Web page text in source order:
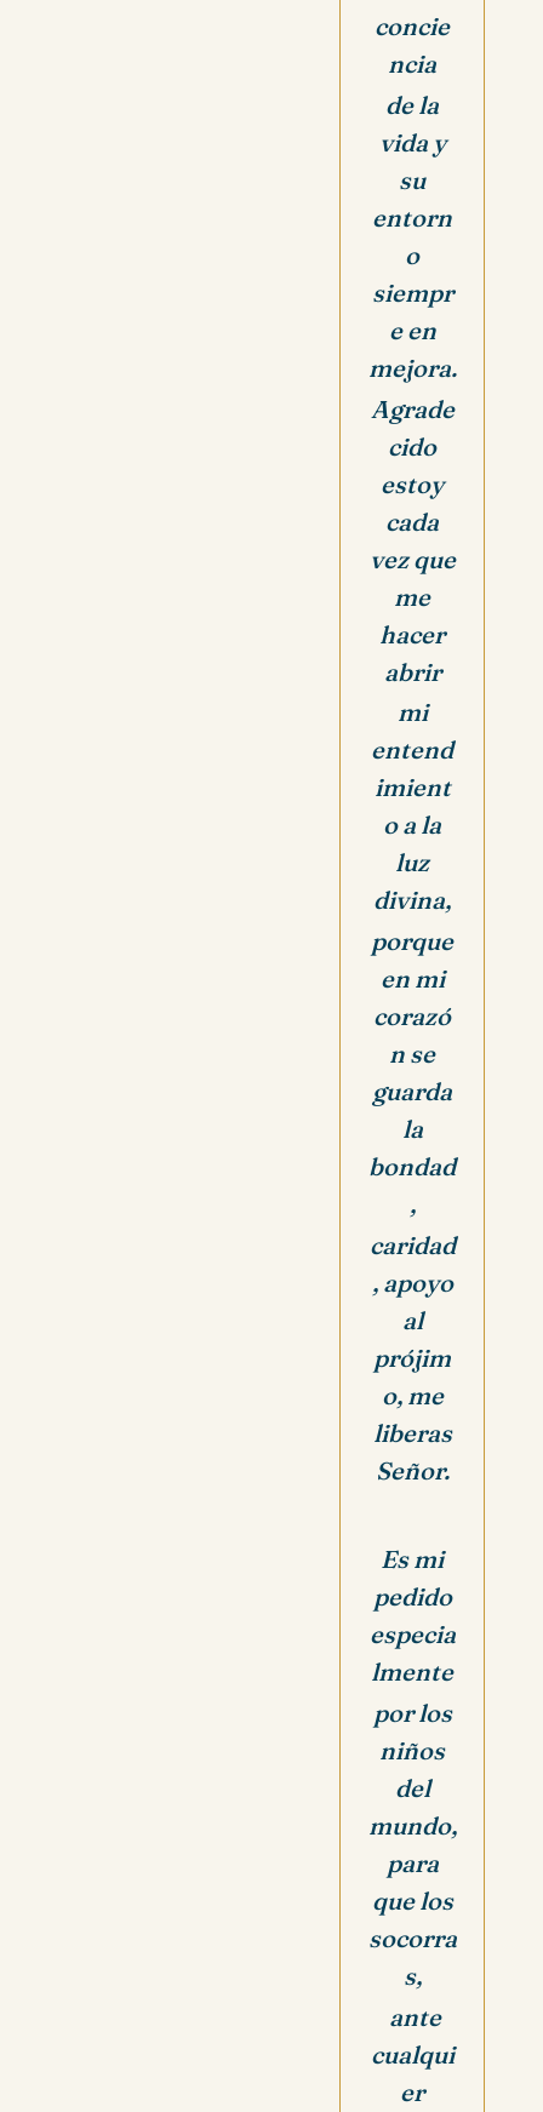
concie
ncia
de la
vida y
su
entorn
o
siempr
e en
mejora.
Agrade
cido
estoy
cada
vez que
me
hacer
abrir
mi
entend
imient
o a la
luz
divina,
porque
en mi
corazó
n se
guarda
la
bondad
,
caridad
, apoyo
al
prójim
o, me
liberas
Señor.
Es mi
pedido
especia
lmente
por los
niños
del
mundo,
para
que los
socorra
s,
ante
cualqui
er